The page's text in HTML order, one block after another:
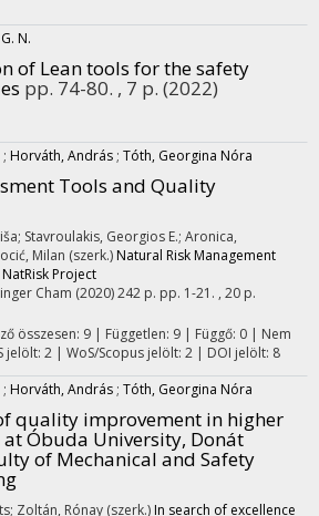
N.
of Lean tools for the safety
pp. 74-80. , 7 p. (2022)
; Horváth, András ; Tóth, Georgina Nóra
Tools and Quality
Stavroulakis, Georgios E.; Aronica,
Milan (szerk.) Natural Risk Management
Project
Cham (2020)242 p. pp. 1-21. , 20 p.
összesen: 9| Független: 9 | Függő: 0 | Nem
jelölt: 2 | WoS/Scopus jelölt: 2 | DOI jelölt: 8
; Horváth, András ; Tóth, Georgina Nóra
quality improvement in higher
Óbuda University, Donát
of Mechanical and Safety
Zoltán, Rónay (szerk.) In search of excellence